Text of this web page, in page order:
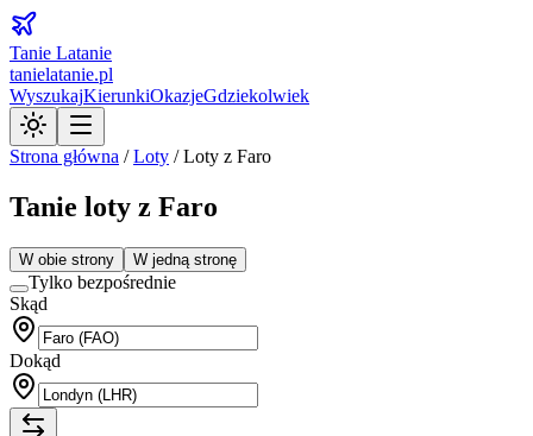
Tanie Latanie
tanielatanie.pl
WyszukajKierunkiOkazjeGdziekolwiek
Strona główna /Loty /Loty z Faro
Tanie loty z Faro
W obie strony W jedną stronę
Tylko bezpośrednie
Skąd
Dokąd